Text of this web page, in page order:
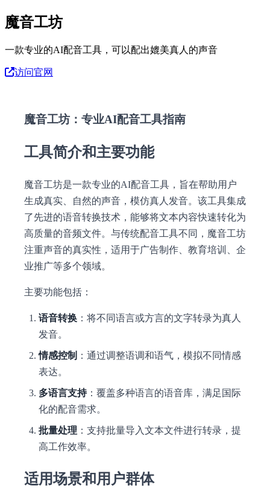
魔音工坊
一款专业的AI配音工具，可以配出媲美真人的声音
访问官网
魔音工坊：专业AI配音工具指南
工具简介和主要功能
魔音工坊是一款专业的AI配音工具，旨在帮助用户
生成真实、自然的声音，模仿真人发音。该工具集成
了先进的语音转换技术，能够将文本内容快速转化为
高质量的音频文件。与传统配音工具不同，魔音工坊
注重声音的真实性，适用于广告制作、教育培训、企
业推广等多个领域。
主要功能包括：
语音转换 ：将不同语言或方言的文字转录为真人
发音。
情感控制 ：通过调整语调和语气，模拟不同情感
表达。
多语言支持：覆盖多种语言的语音库，满足国际
化的配音需求。
批量处理 ：支持批量导入文本文件进行转录，提
高工作效率。
适用场景和用户群体